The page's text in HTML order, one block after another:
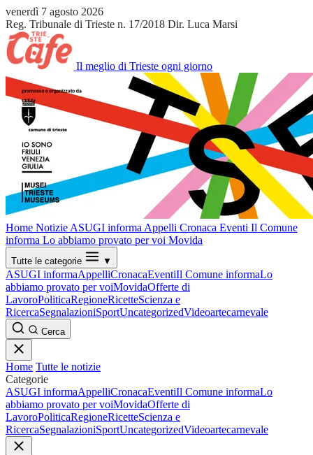
venerdì 7 agosto 2026
Reg. Tribunale di Trieste n. 17/2018 Dir. Luca Marsi
Il meglio di Trieste ogni giorno
Home Notizie ASUGI informa Appelli Cronaca Eventi Il Comune
informa Lo abbiamo provato per voi Movida
Tutte le categorie ▼
ASUGI informaAppelliCronacaEventiIl Comune informaLo
abbiamo provato per voiMovidaOfferte di
LavoroPoliticaRegioneRicetteScienza e
RicercaSegnalazioniSportUncategorizedVideoartecarnevale
Cerca
Home Tutte le notizie
Categorie
ASUGI informaAppelliCronacaEventiIl Comune informaLo
abbiamo provato per voiMovidaOfferte di
LavoroPoliticaRegioneRicetteScienza e
RicercaSegnalazioniSportUncategorizedVideoartecarnevale